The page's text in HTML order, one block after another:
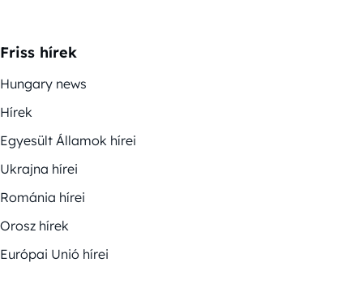
Friss hírek
Hungary news
Hírek
Egyesült Államok hírei
Ukrajna hírei
Románia hírei
Orosz hírek
Európai Unió hírei